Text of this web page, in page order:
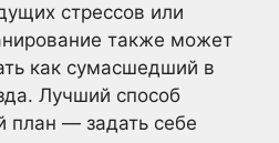
стрессов или
также может
как сумасшедший в
Лучший способ
план — задать себе